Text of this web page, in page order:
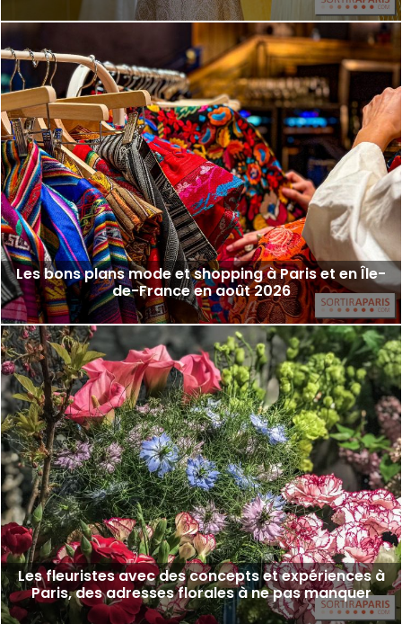
Les bons plans mode et shopping à Paris et en Île-
de-France en août 2026
Les fleuristes avec des concepts et expériences à
Paris, des adresses florales à ne pas manquer